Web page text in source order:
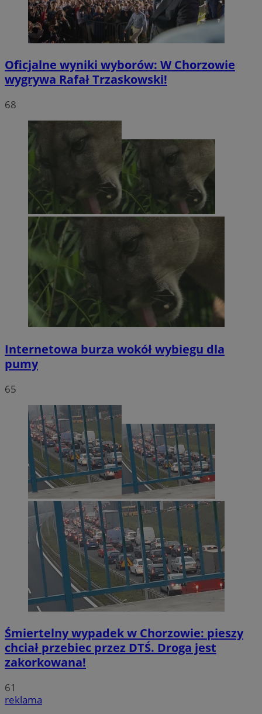
Oficjalne wyniki wyborów: W Chorzowie
wygrywa Rafał Trzaskowski!
68
Internetowa burza wokół wybiegu dla
pumy
65
Śmiertelny wypadek w Chorzowie: pieszy
chciał przebiec przez DTŚ. Droga jest
zakorkowana!
61
reklama